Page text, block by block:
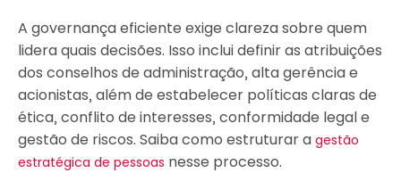
A governança eficiente exige clareza sobre quem
lidera quais decisões. Isso inclui definir as atribuições
dos conselhos de administração, alta gerência e
acionistas, além de estabelecer políticas claras de
ética, conflito de interesses, conformidade legal e
gestão de riscos. Saiba como estruturar a gestão
estratégica de pessoas nesse processo.